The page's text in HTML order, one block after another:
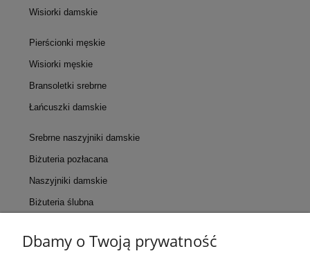
Wisiorki damskie
Pierścionki męskie
Wisiorki męskie
Bransoletki srebrne
Łańcuszki damskie
Srebrne naszyjniki damskie
Biżuteria pozłacana
Naszyjniki damskie
Biżuteria ślubna
KONTAKT
Dbamy o Twoją prywatność